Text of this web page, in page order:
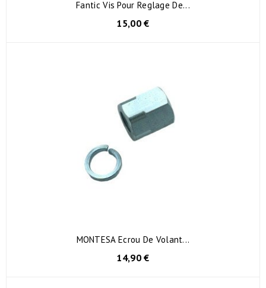
Fantic Vis Pour Reglage De...
15,00 €
MONTESA Ecrou De Volant...
14,90 €